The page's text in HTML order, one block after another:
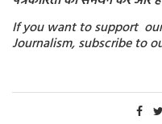
If you want to support
Journalism, subscribe to